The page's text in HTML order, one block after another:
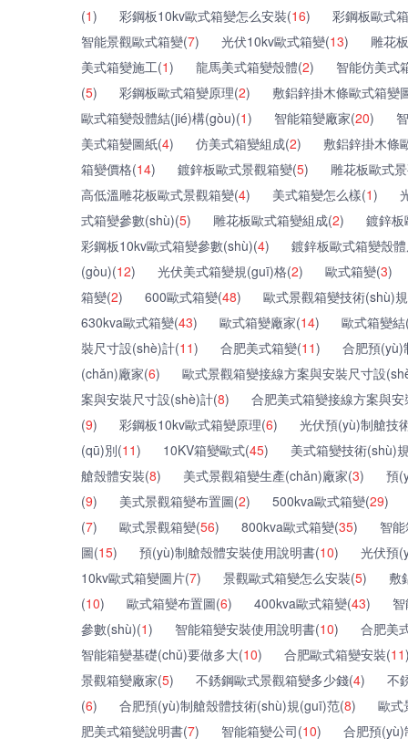
(1) 彩鋼板10kv歐式箱變怎么安裝(16)
彩鋼板歐式
智能景觀歐式箱變(7) 光伏10kv歐式箱變(13)
雕花
美式箱變施工(1) 龍馬美式箱變殼體(2)
智能仿美式
(5) 彩鋼板歐式箱變原理(2)
敷鋁鋅掛木條歐式箱變
歐式箱變殼體結(jié)構(gòu)(1) 智能箱變廠家(20)
美式箱變圖紙(4) 仿美式箱變組成(2)
敷鋁鋅掛木條
箱變價格(14) 鍍鋅板歐式景觀箱變(5)
雕花板歐式
高低溫雕花板歐式景觀箱變(4) 美式箱變怎么樣(1)
式箱變參數(shù)(5) 雕花板歐式箱變組成(2)
鍍鋅
彩鋼板10kv歐式箱變參數(shù)(4)
鍍鋅板歐式箱變殼
(gòu)(12) 光伏美式箱變規(guī)格(2) 歐式箱變(3)
箱變(2) 600歐式箱變(48)
歐式景觀箱變技術(shù)
630kva歐式箱變(43) 歐式箱變廠家(14)
歐式箱變
裝尺寸設(shè)計(11) 合肥美式箱變(11)
合肥預(yù)
(chǎn)廠家(6)
歐式景觀箱變接線方案與安裝尺寸設
案與安裝尺寸設(shè)計(8)
合肥美式箱變接線方案與
(9) 彩鋼板10kv歐式箱變原理(6)
光伏預(yù)制艙技
(qū)別(11) 10KV箱變歐式(45)
美式箱變技術(shù)
艙殼體安裝(8) 美式景觀箱變生產(chǎn)廠家(3)
預
(9) 美式景觀箱變布置圖(2) 500kva歐式箱變(29)
(7) 歐式景觀箱變(56) 800kva歐式箱變(35)
智
圖(15) 預(yù)制艙殼體安裝使用說明書(10)
光伏預
10kv歐式箱變圖片(7) 景觀歐式箱變怎么安裝(5)
敷
(10) 歐式箱變布置圖(6) 400kva歐式箱變(43)
參數(shù)(1) 智能箱變安裝使用說明書(10)
合肥美
智能箱變基礎(chǔ)要做多大(10) 合肥歐式箱變安裝(11
景觀箱變廠家(5) 不銹鋼歐式景觀箱變多少錢(4)
不
(6) 合肥預(yù)制艙殼體技術(shù)規(guī)范(8)
歐式
肥美式箱變說明書(7) 智能箱變公司(10)
合肥預